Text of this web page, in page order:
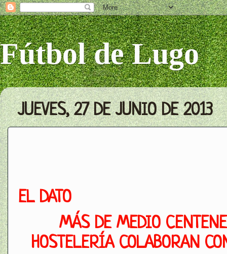
Fútbol de Lugo
JUEVES, 27 DE JUNIO DE 2013
EL DATO
MÁS DE MEDIO
HOSTELERÍA COLABORAN